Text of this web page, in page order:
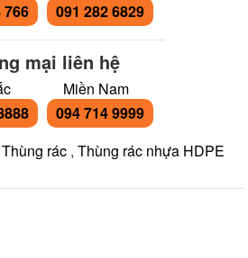
766
091 282 6829
mại liên hệ
Miền Nam
094 714 9999
Thùng rác , Thùng rác nhựa HDPE